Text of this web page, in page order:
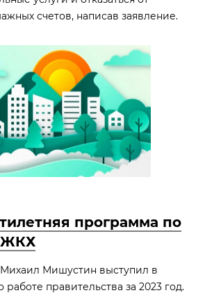
счетов, написав заявление.
программа по
ЖКХ
Мишустин выступил в
работе правительства за 2023 год.